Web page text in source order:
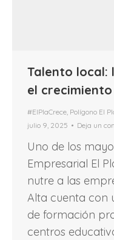
Talento local:
el crecimiento
#ElPlaCrece, Polígono El
julio 9, 2025
Deja un
Uno de los
Empresarial El
nutre a las
Alta cuenta con
de formación
centros